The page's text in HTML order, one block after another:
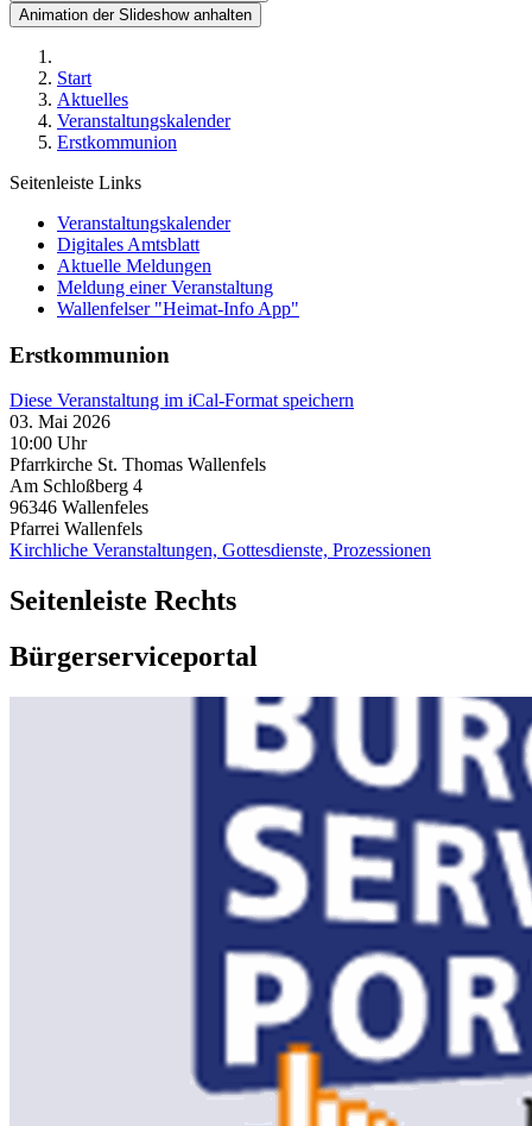
Animation der Slideshow anhalten
Start
Aktuelles
Veranstaltungskalender
Erstkommunion
Seitenleiste Links
Veranstaltungskalender
Digitales Amtsblatt
Aktuelle Meldungen
Meldung einer Veranstaltung
Wallenfelser "Heimat-Info App"
Erstkommunion
Diese Veranstaltung im iCal-Format speichern
03. Mai 2026
10:00 Uhr
Pfarrkirche St. Thomas Wallenfels
Am Schloßberg 4
96346 Wallenfeles
Pfarrei Wallenfels
Kirchliche Veranstaltungen, Gottesdienste, Prozessionen
Seitenleiste Rechts
Bürgerserviceportal